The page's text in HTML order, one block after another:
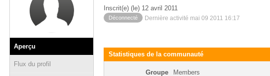
Aperçu
Flux du profil
Inscrit(e) (le) 12 avril 2011
Déconnecté Dernière activité mai 09 2011 16:17
Statistiques de la communauté
Groupe Members